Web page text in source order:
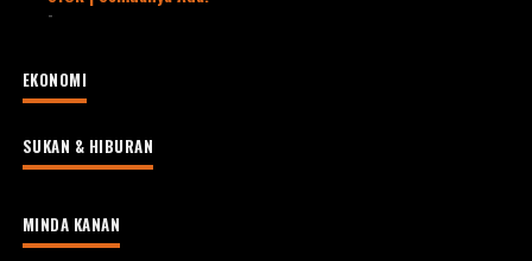
-
EKONOMI
SUKAN & HIBURAN
MINDA KANAN